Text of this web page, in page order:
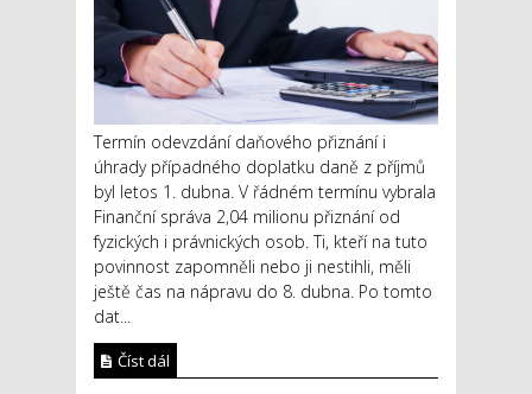
Termín odevzdání daňového přiznání i
úhrady případného doplatku daně z příjmů
byl letos 1. dubna. V řádném termínu vybrala
Finanční správa 2,04 milionu přiznání od
fyzických i právnických osob. Ti, kteří na tuto
povinnost zapomněli nebo ji nestihli, měli
ještě čas na nápravu do 8. dubna. Po tomto
dat...
Číst dál